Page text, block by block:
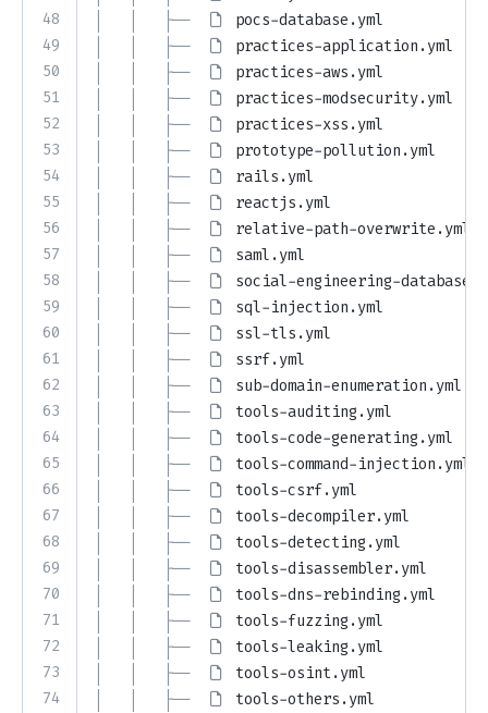
48
49
50
51
52
53
54
55
56
57
58
59
60
61
62
63
64
65
66
67
68
69
70
71
72
73
74
│   │   ├──
pocs-database.yml
│   │   ├──
practices-application.yml
│   │   ├──
practices-aws.yml
│   │   ├──
practices-modsecurity.yml
│   │   ├──
practices-xss.yml
│   │   ├──
prototype-pollution.yml
│   │   ├──
rails.yml
│   │   ├──
reactjs.yml
│   │   ├──
relative-path-overwrite.yml
│   │   ├──
saml.yml
│   │   ├──
social-engineering-
│   │   ├──
sql-injection.yml
│   │   ├──
ssl-tls.yml
│   │   ├──
ssrf.yml
│   │   ├──
sub-domain-enumeration.yml
│   │   ├──
tools-auditing.yml
│   │   ├──
tools-code-generating.yml
│   │   ├──
tools-command-injection.yml
│   │   ├──
tools-csrf.yml
│   │   ├──
tools-decompiler.yml
│   │   ├──
tools-detecting.yml
│   │   ├──
tools-disassembler.yml
│   │   ├──
tools-dns-rebinding.yml
│   │   ├──
tools-fuzzing.yml
│   │   ├──
tools-leaking.yml
│   │   ├──
tools-osint.yml
│   │   ├──
tools-others.yml